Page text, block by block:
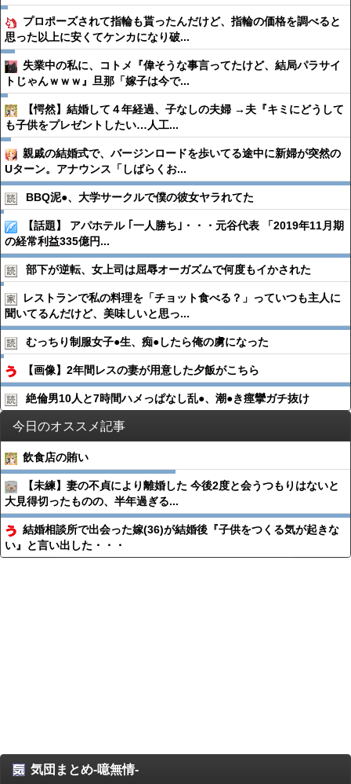
プロポーズされて指輪も貰ったんだけど、指輪の価格を調べると
思った以上に安くてケンカになり破...
失業中の私に、コトメ『偉そうな事言ってたけど、結局パラサイ
トじゃんｗｗｗ』旦那「嫁子は今で...
【愕然】結婚して４年経過、子なしの夫婦 →夫『キミにどうして
も子供をプレゼントしたい…人工...
親戚の結婚式で、バージンロードを歩いてる途中に新婦が突然の
Uターン。アナウンス「しばらくお...
BBQ泥●︎、大学サークルで僕の彼女ヤラれてた
【話題】 アパホテル ｢一人勝ち｣・・・元谷代表 「2019年11月期
の経常利益335億円...
部下が逆転、女上司は屈辱オーガズムで何度もイかされた
レストランで私の料理を「チョット食べる？」っていつも主人に
聞いてるんだけど、美味しいと思っ...
むっちり制服女子●︎生、痴●︎したら俺の虜になった
【画像】2年間レスの妻が用意した夕飯がこちら
絶倫男10人と7時間ハメっぱなし乱●︎、潮●︎き痙攣ガチ抜け
今日のオススメ記事
飲食店の賄い
【未練】妻の不貞により離婚した 今後2度と会うつもりはないと
大見得切ったものの、半年過ぎる...
結婚相談所で出会った嫁(36)が結婚後『子供をつくる気が起きな
い』と言い出した・・・
気団まとめ-噫無情-